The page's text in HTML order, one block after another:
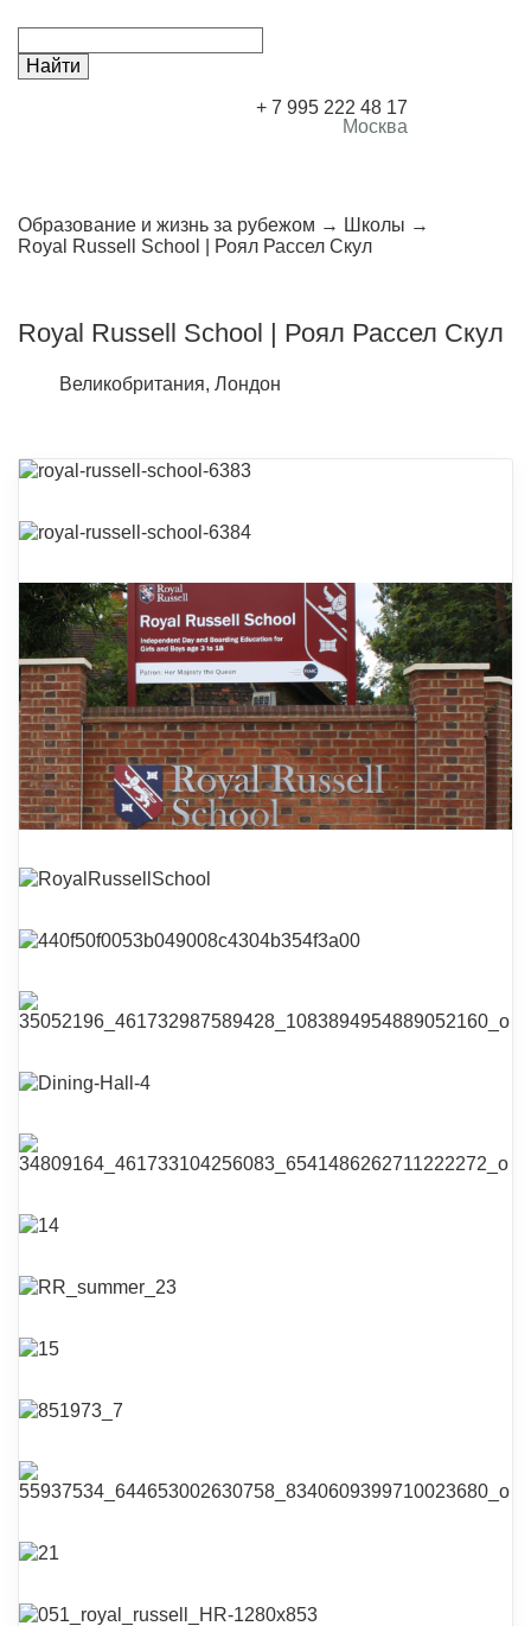
+ 7 995 222 48 17
Москва
Образование и жизнь за рубежом
Школы
Royal Russell School | Роял Рассел Скул
Royal Russell School | Роял Рассел Скул
Великобритания, Лондон